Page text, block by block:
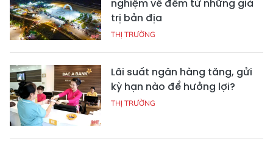
nghiệm về đêm từ những giá
trị bản địa
THỊ TRƯỜNG
Lãi suất ngân hàng tăng, gửi
kỳ hạn nào để hưởng lợi?
THỊ TRƯỜNG